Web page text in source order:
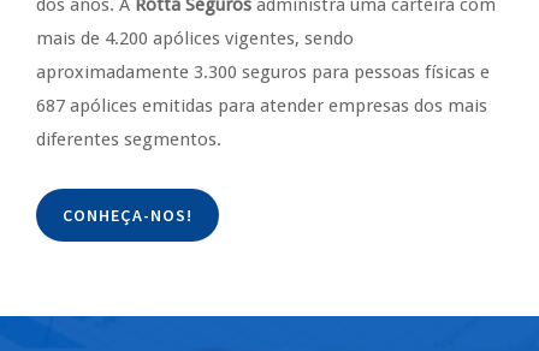
dos anos. A Rotta Seguros administra uma carteira com
mais de 4.200 apólices vigentes, sendo
aproximadamente 3.300 seguros para pessoas físicas e
687 apólices emitidas para atender empresas dos mais
diferentes segmentos.
CONHEÇA-NOS!